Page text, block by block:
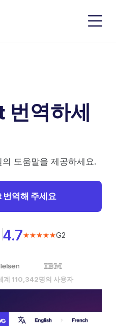
번역하세
도움말을 제공하세요.
역해 주세요
4.7★★★★★G2
계 110,342명의 사용자